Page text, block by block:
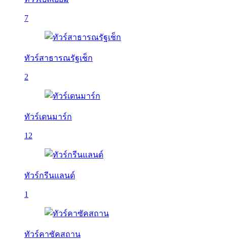
7
ทัวร์สาธารณรัฐเช็ก
2
ทัวร์เดนมาร์ก
12
ทัวร์กรีนแลนด์
1
ทัวร์คาซัคสถาน